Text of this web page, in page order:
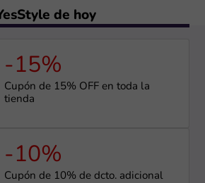
de hoy
-15%
Cupón de 15% OFF en toda la
tienda
-10%
Cupón de 10% de dcto. adicional